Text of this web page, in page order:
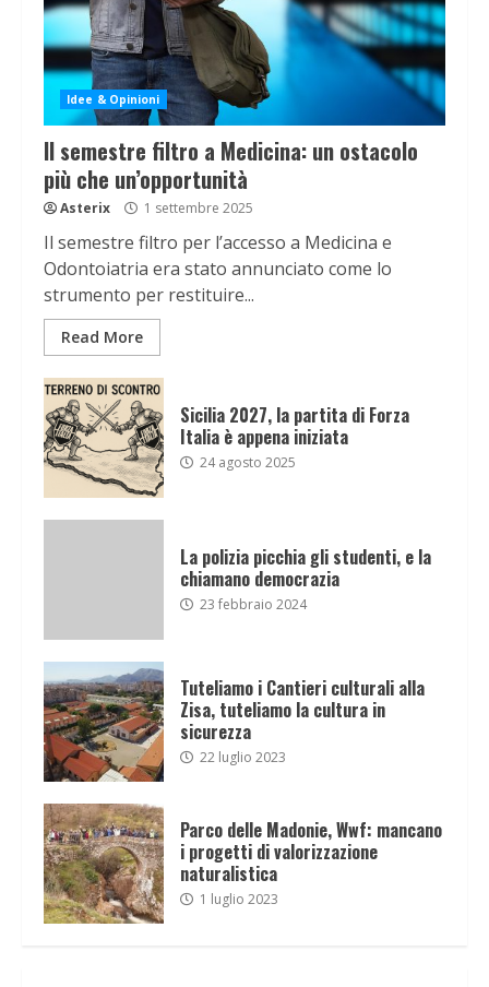
Idee & Opinioni
Il semestre filtro a Medicina: un ostacolo
più che un’opportunità
Asterix 1 settembre 2025
Il semestre filtro per l’accesso a Medicina e
Odontoiatria era stato annunciato come lo
strumento per restituire...
Read More
Sicilia 2027, la partita di Forza
Italia è appena iniziata
24 agosto 2025
La polizia picchia gli studenti, e la
chiamano democrazia
23 febbraio 2024
Tuteliamo i Cantieri culturali alla
Zisa, tuteliamo la cultura in
sicurezza
22 luglio 2023
Parco delle Madonie, Wwf: mancano
i progetti di valorizzazione
naturalistica
1 luglio 2023